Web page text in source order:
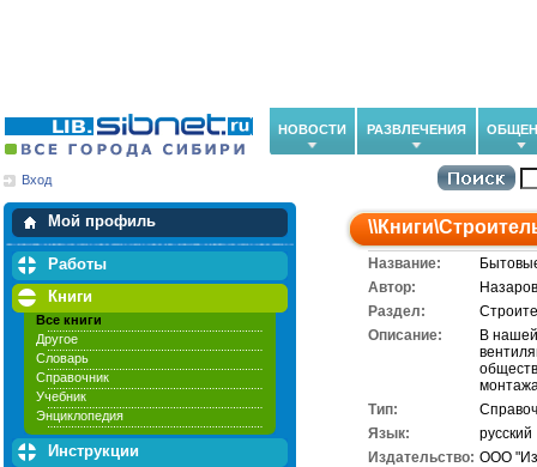
НОВОСТИ РАЗВЛЕЧЕНИЯ
Вход
Мой профиль
Мои закладки
Работы
Книги
Все книги
Другое
Словарь
Справочник
Учебник
Энциклопедия
Инструкции
\\Книги\
Название:
Автор:
Раздел:
Описание:
В
Тип:
Язык:
русский
Издательство: ООО